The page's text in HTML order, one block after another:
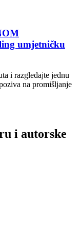
umjetničku
i razgledajte jednu
na promišljanje
i autorske